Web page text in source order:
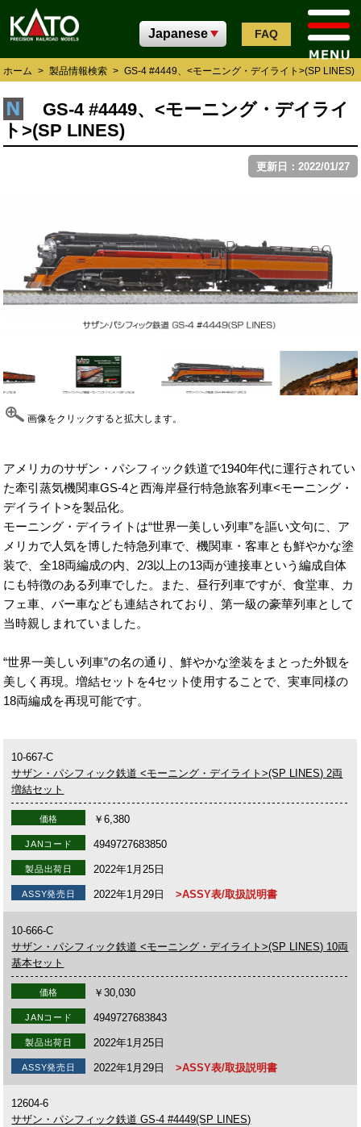
FAQ
ホーム > 製品情報検索 > GS-4 #4449、<モーニング・デイライト>(SP LINES)
GS-4 #4449、<モーニング・デイライ
ト>(SP LINES)
更新日：2022/01/27
画像をクリックすると拡大します。
アメリカのサザン・パシフィック鉄道で1940年代に運行されてい
た牽引蒸気機関車GS-4と西海岸昼行特急旅客列車<モーニング・
デイライト>を製品化。
モーニング・デイライトは“世界一美しい列車”を謳い文句に、ア
メリカで人気を博した特急列車で、機関車・客車とも鮮やかな塗
装で、全18両編成の内、2/3以上の13両が連接車という編成自体
にも特徴のある列車でした。また、昼行列車ですが、食堂車、カ
フェ車、バー車なども連結されており、第一級の豪華列車として
当時親しまれていました。
“世界一美しい列車”の名の通り、鮮やかな塗装をまとった外観を
美しく再現。増結セットを4セット使用することで、実車同様の
18両編成を再現可能です。
10-667-C
サザン・パシフィック鉄道 <モーニング・デイライト>(SP LINES) 2両
増結セット
価格 ￥6,380
JANコード 4949727683850
製品出荷日 2022年1月25日
ASSY発売日 2022年1月29日 >ASSY表/取扱説明書
10-666-C
サザン・パシフィック鉄道 <モーニング・デイライト>(SP LINES) 10両
基本セット
価格 ￥30,030
JANコード 4949727683843
製品出荷日 2022年1月25日
ASSY発売日 2022年1月29日 >ASSY表/取扱説明書
12604-6
サザン・パシフィック鉄道 GS-4 #4449(SP LINES)